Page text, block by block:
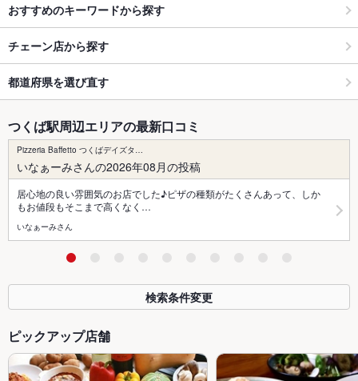
おすすめのキーワードから探す
チェーン店から探す
都道府県を選び直す
つくば駅周辺エリアの最新口コミ
Pizzeria Baffetto つくばデイズタ…
いなぁーみさんの2026年08月の投稿
居心地の良い雰囲気のお店でした♪ピザの種類がたくさんあって、しか
もお値段もそこまで高くなく…
いなぁーみさん
検索条件変更
ピックアップ店舗